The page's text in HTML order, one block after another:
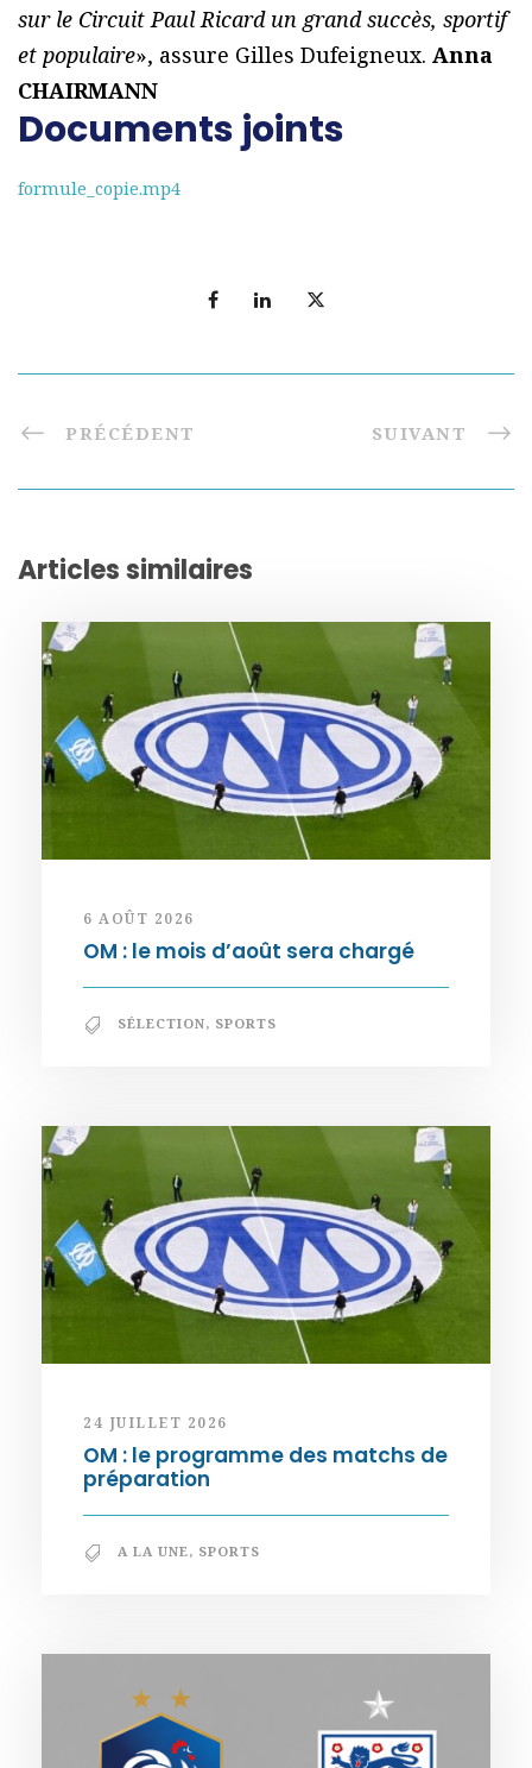
sur le Circuit Paul Ricard un grand succès, sportif
et populaire», assure Gilles Dufeigneux. Anna
CHAIRMANN
Documents joints
formule_copie.mp4
PRÉCÉDENT SUIVANT
Articles similaires
6 AOÛT 2026
OM : le mois d’août sera chargé
SÉLECTION, SPORTS
24 JUILLET 2026
OM : le programme des matchs de
préparation
A LA UNE, SPORTS